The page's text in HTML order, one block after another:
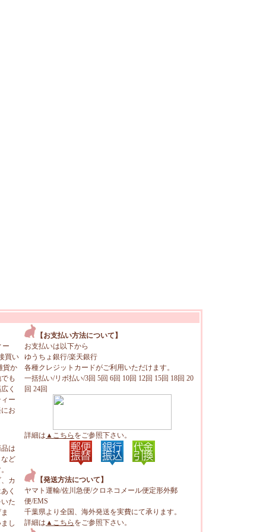
ー
買い
貨か
も
く
ー
お
は
ど
カ
く
た
し
【お支払い方法について】
お支払いは以下から
ゆうちょ銀行/楽天銀行
各種クレジットカードがご利用いただけます。
一括払い/リボ払い/3回 5回 6回 10回 12回 15回 18回 20
回 24回
詳細は ▲こちら をご参照下さい。
【発送方法について】
ヤマト運輸/佐川急便/クロネコメール便定形外郵
便/EMS
千葉県より全国、海外発送を実費にて承ります。
詳細は ▲こちら をご参照下さい。